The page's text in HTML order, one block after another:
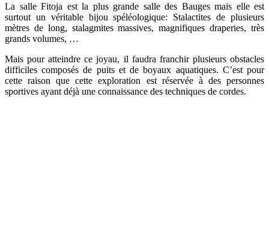
La salle Fitoja est la plus grande salle des Bauges mais elle est
surtout un véritable bijou spéléologique: Stalactites de plusieurs
mètres de long, stalagmites massives, magnifiques draperies, très
grands volumes, …
Mais pour atteindre ce joyau, il faudra franchir plusieurs obstacles
difficiles composés de puits et de boyaux aquatiques. C’est pour
cette raison que cette exploration est réservée à des personnes
sportives ayant déjà une connaissance des techniques de cordes.